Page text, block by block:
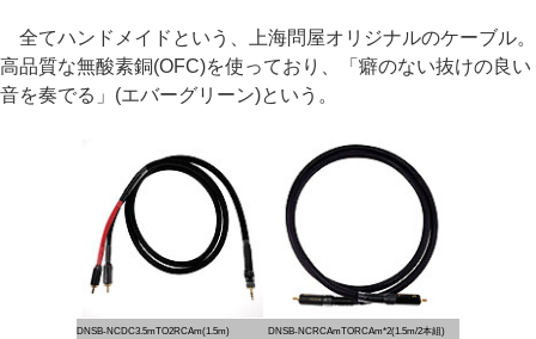
全てハンドメイドという、上海問屋オリジナルのケーブル。
高品質な無酸素銅(OFC)を使っており、「癖のない抜けの良い
音を奏でる」(エバーグリーン)という。
DNSB-NCDC3.5mTO2RCAm(1.5m) DNSB-NCRCAmTORCAm*2(1.5m/2本組)